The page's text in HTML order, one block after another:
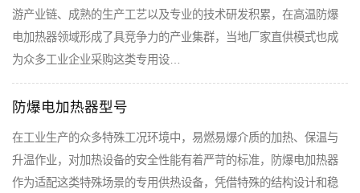
游产业链、成熟的生产工艺以及专业的技术研发积累，在高温防爆
电加热器领域形成了具竞争力的产业集群，当地厂家直供模式也成
为众多工业企业采购这类专用设…
防爆电加热器型号
在工业生产的众多特殊工况环境中，易燃易爆介质的加热、保温与
升温作业，对加热设备的安全性能有着严苛的标准，防爆电加热器
作为适配这类特殊场景的专用供热设备，凭借特殊的结构设计和稳